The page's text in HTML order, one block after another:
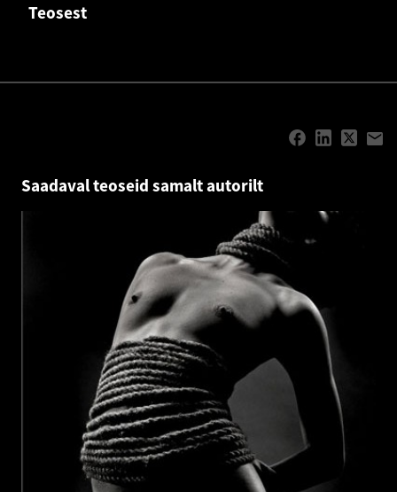
Teosest
Saadaval teoseid samalt autorilt